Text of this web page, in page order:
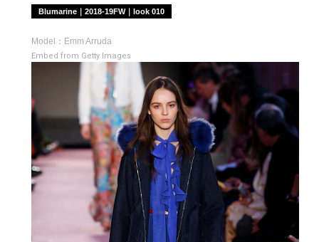
Blumarine｜2018-19FW｜look 010
Model：Emm Arruda
Embed from Getty Images